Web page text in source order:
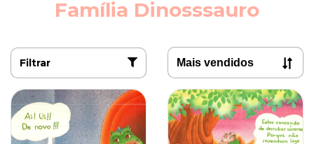
Família Dinosssauro
Filtrar